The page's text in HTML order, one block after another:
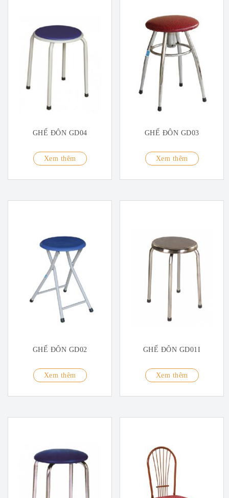
GHẾ ĐÔN GD04
Xem thêm
GHẾ ĐÔN GD03
Xem thêm
GHẾ ĐÔN GD02
Xem thêm
GHẾ ĐÔN GD01I
Xem thêm